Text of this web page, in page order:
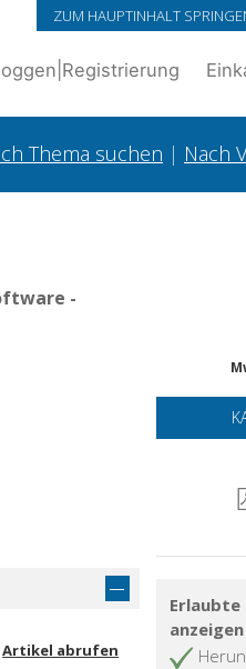
ZUM HAUPTINHALT
Registrierung
Thema suchen | Nach
-
Artikel abrufen
Erlaubte
anzeigen